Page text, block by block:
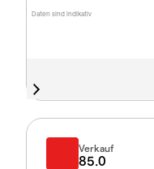
Daten sind indikativ
Verkauf
85.0